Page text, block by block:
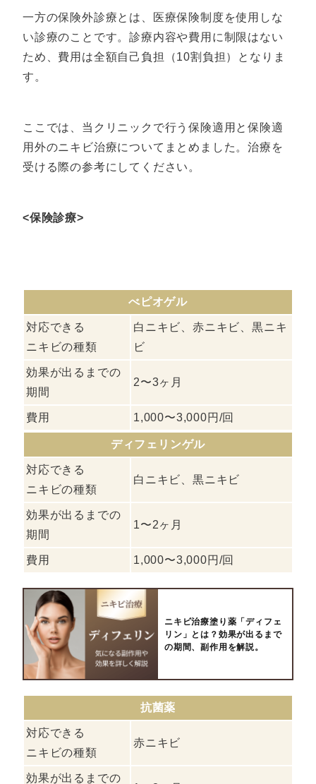
一方の保険外診療とは、医療保険制度を使用しな
い診療のことです。診療内容や費用に制限はない
ため、費用は全額自己負担（10割負担）となりま
す。
ここでは、当クリニックで行う保険適用と保険適
用外のニキビ治療についてまとめました。治療を
受ける際の参考にしてください。
<保険診療>
べピオゲル
対応できる
ニキビの種類
白ニキビ、赤ニキビ、黒ニキ
ビ
効果が出るまでの
期間
2〜3ヶ月
費用 1,000〜3,000円/回
ディフェリンゲル
対応できる
ニキビの種類
白ニキビ、黒ニキビ
効果が出るまでの
期間
1〜2ヶ月
費用 1,000〜3,000円/回
ニキビ治療塗り薬「ディフェ
リン」とは？効果が出るまで
の期間、副作用を解説。
抗菌薬
対応できる
ニキビの種類
赤ニキビ
効果が出るまでの